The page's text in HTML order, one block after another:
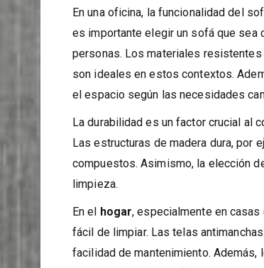
chaise longue o seccionales
En una oficina, la funcionalidad del
es importante elegir un sofá que sea
personas. Los materiales
son ideales en estos contextos.
el espacio según las necesidades
La durabilidad es un factor crucial al
Las estructuras de madera dura, por
compuestos. Asimismo, la elección
limpieza.
En elhogar, especialmente en casas
fácil de limpiar. Las telas